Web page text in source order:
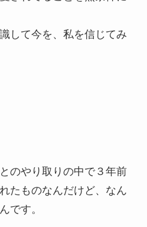
して今を、私を信じてみ
のやり取りの中で３年前
たものなんだけど、なん
です。